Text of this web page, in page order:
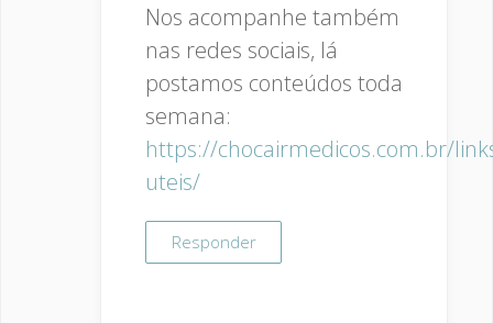
Nos acompanhe também
nas redes sociais, lá
postamos conteúdos toda
semana:
https://chocairmedicos.com.br/
uteis/
Responder